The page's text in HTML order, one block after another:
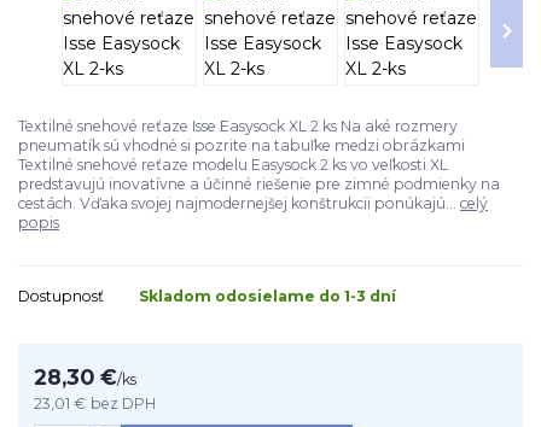
Textilné snehové reťaze Isse Easysock XL 2 ks Na aké rozmery
pneumatík sú vhodné si pozrite na tabuľke medzi obrázkami
Textilné snehové reťaze modelu Easysock 2 ks vo veľkosti XL
predstavujú inovatívne a účinné riešenie pre zimné podmienky na
cestách. Vďaka svojej najmodernejšej konštrukcii ponúkajú... celý
popis
Dostupnosť Skladom odosielame do 1-3 dní
28,30 €/ks
23,01 € bez DPH